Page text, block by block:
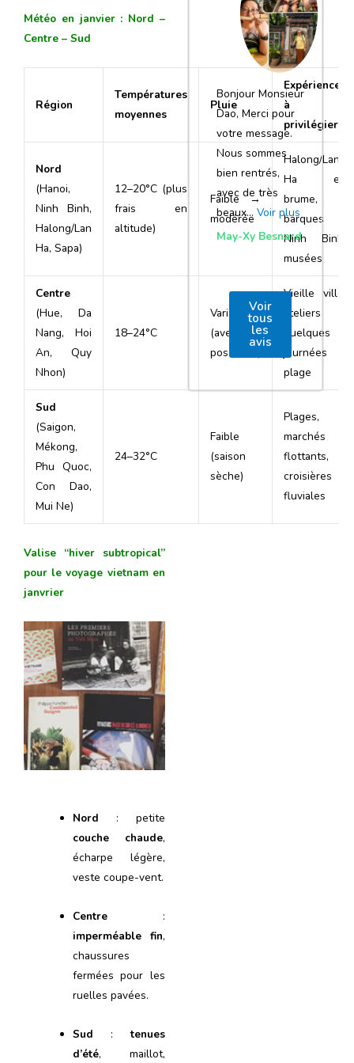
Météo en janvier : Nord –
Centre – Sud
Région
Températures
moyennes
Pluie
Expériences
à
privilégier
Nord
(Hanoi,
Ninh Binh,
Halong/Lan
Ha, Sapa)
12–20°C (plus
frais en
altitude)
Faible →
modérée
Halong/Lan
Ha en
brume,
barques à
Ninh Binh,
musées
Centre
(Hue, Da
Nang, Hoi
An, Quy
Nhon)
18–24°C
Variable
(averses
possibles)
Vieille ville,
ateliers,
quelques
journées
plage
Sud
(Saigon,
Mékong,
Phu Quoc,
Con Dao,
Mui Ne)
24–32°C
Faible
(saison
sèche)
Plages,
marchés
flottants,
croisières
fluviales
Valise “hiver subtropical”
pour le voyage vietnam en
janvrier
Nord : petite
couche chaude,
écharpe légère,
veste coupe-vent.
Centre:
imperméable fin,
chaussures
fermées pour les
ruelles pavées.
Sud :tenues
d’été, maillot,
notre voyage
et de votre
agence
Bonjour Monsieur
Dao, Merci pour
votre message.
Nous sommes
bien rentrés,
avec de très
beaux… Voir plus
May-Xy Besnard
Voir
tous
les
avis